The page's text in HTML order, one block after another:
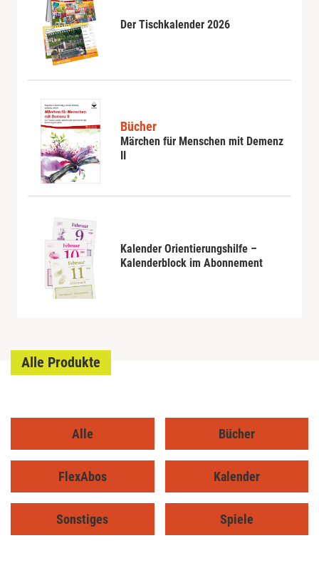
Der Tischkalender 2026
Bücher
Märchen für Menschen mit Demenz
II
Kalender Orientierungshilfe –
Kalenderblock im Abonnement
Alle Produkte
Alle Bücher
FlexAbos Kalender
Sonstiges Spiele